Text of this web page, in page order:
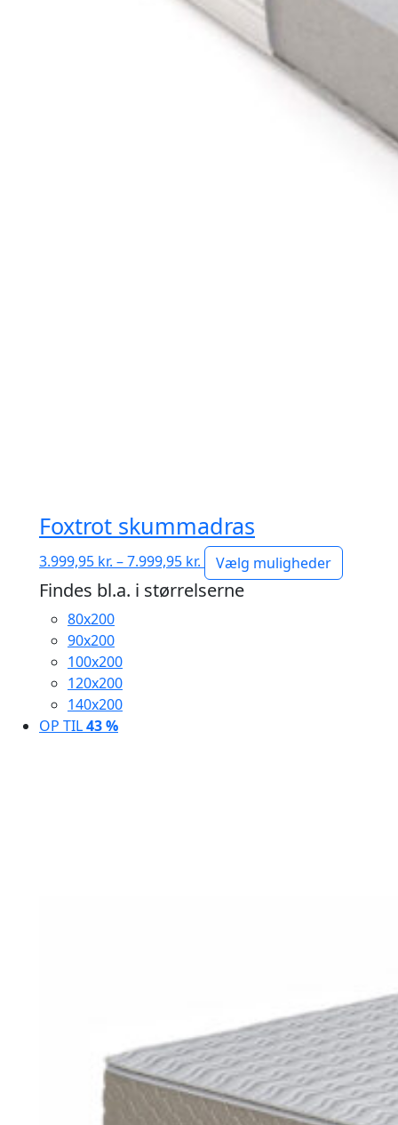
Foxtrot skummadras
3.999,95 kr. –7.999,95 kr. Prisinterval:
3.999,95 kr.
til
Vælg muligheder
Findes bl.a. i størrelserne
80x200
90x200
100x200
120x200
140x200
OP TIL43 %